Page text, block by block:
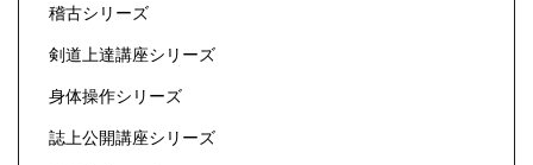
稽古シリーズ
剣道上達講座シリーズ
身体操作シリーズ
誌上公開講座シリーズ